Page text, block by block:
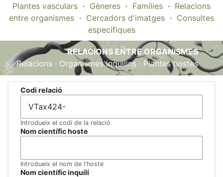
Plantes vasculars · Gèneres · Famílies · Relacions
entre organismes · Cercadors d'imatges · Consultes
específiques
RELACIONS ENTRE ORGANISMES
Relacions · Organismes inquilins · Plantes hostes
Codi relació
Introdueix el codi de la relació
Nom científic hoste
Introdueix el nom de l'hoste
Nom científic inquilí